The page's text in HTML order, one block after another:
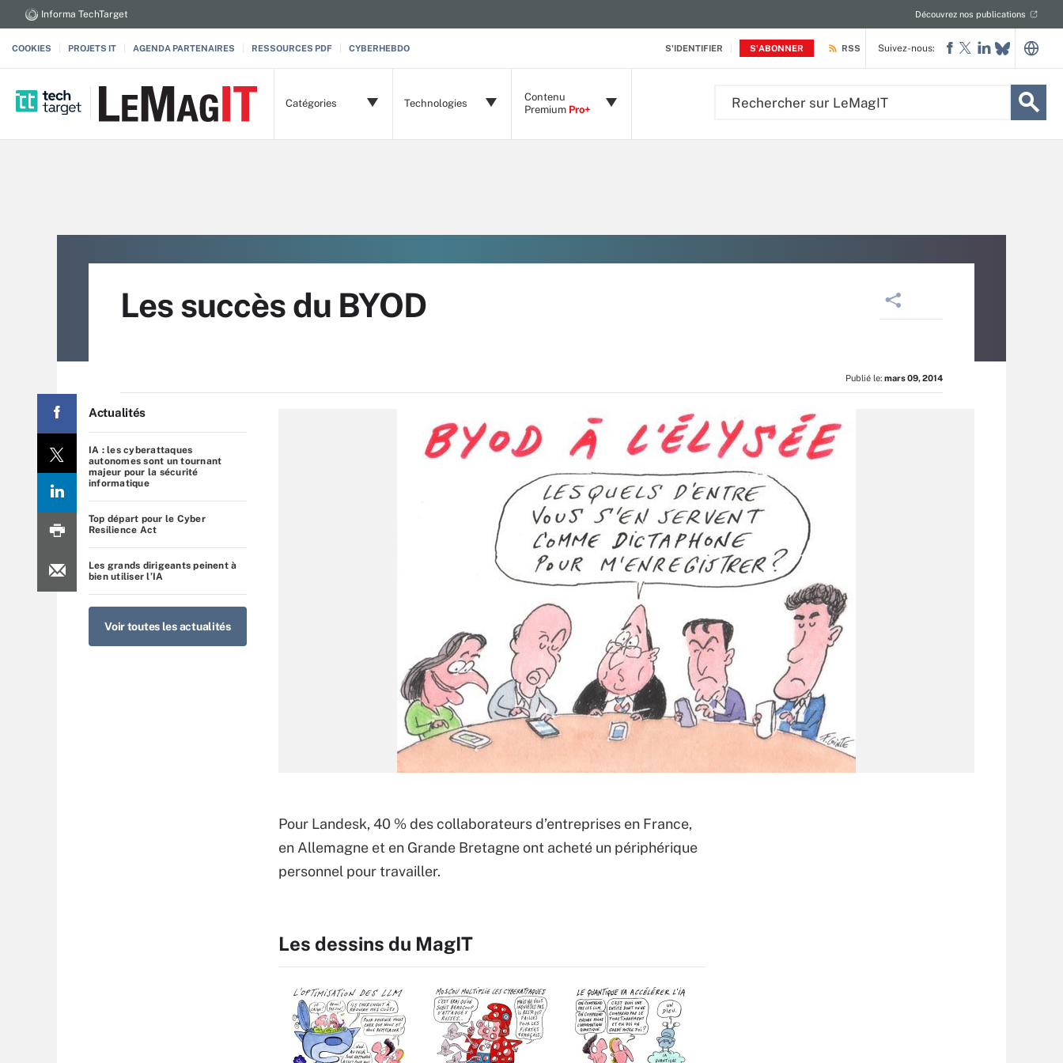
S'IDENTIFIER S'ABONNER
Informa TechTarget Découvrez nos publications
COOKIES PROJETS IT AGENDA PARTENAIRES RESSOURCES PDF CYBERHEBDO RSS
Catégories Technologies
Contenu
Premium Pro+
Suivez-nous:
Les succès du BYOD
Publié le: mars 09, 2014
Actualités
IA : les cyberattaques
autonomes sont un tournant
majeur pour la sécurité
informatique
Top départ pour le Cyber
Resilience Act
Les grands dirigeants peinent à
bien utiliser l’IA
Voir toutes les actualités
Pour Landesk, 40 % des collaborateurs d’entreprises en France,
en Allemagne et en Grande Bretagne ont acheté un périphérique
personnel pour travailler.
Les dessins du MagIT